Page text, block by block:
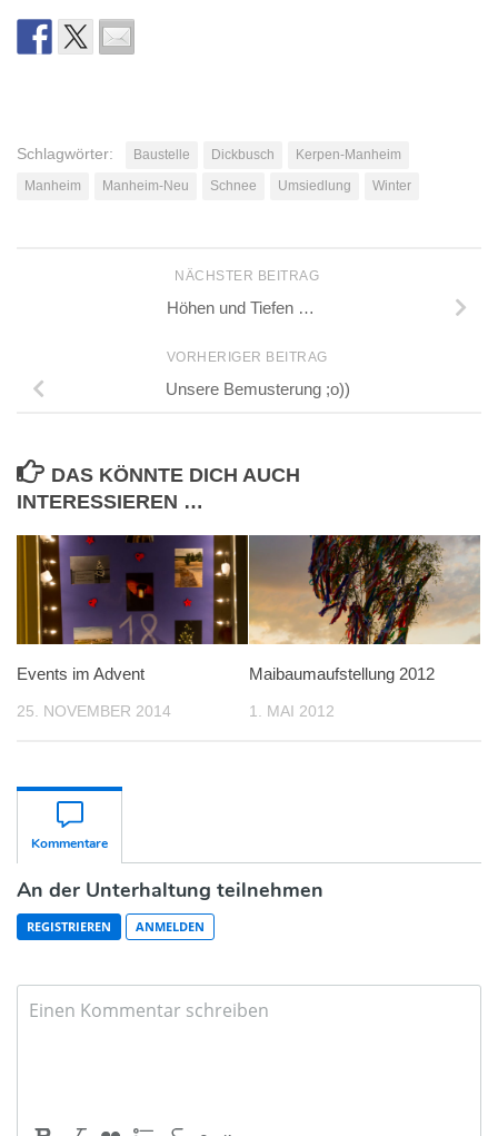
Schlagwörter: Baustelle Dickbusch
Kerpen-Manheim
Manheim
Manheim-Neu Schnee Umsiedlung Winter
NÄCHSTER BEITRAG
Höhen und Tiefen …
VORHERIGER BEITRAG
Unsere Bemusterung ;o))
DAS KÖNNTE DICH AUCH
INTERESSIEREN …
Events im Advent
25. NOVEMBER 2014
Maibaumaufstellung 2012
1. MAI 2012